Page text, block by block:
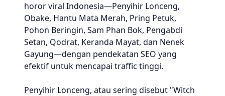
horor viral Indonesia—Penyihir Lonceng,
Obake, Hantu Mata Merah, Pring Petuk,
Pohon Beringin, Sam Phan Bok, Pengabdi
Setan, Qodrat, Keranda Mayat, dan Nenek
Gayung—dengan pendekatan SEO yang
efektif untuk mencapai traffic tinggi.
Penyihir Lonceng, atau sering disebut "Witch